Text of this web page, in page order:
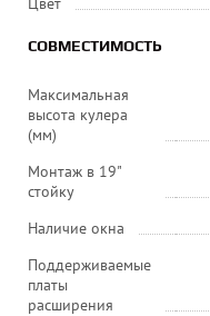
СОВМЕСТИМОСТЬ
Максимальная
высота кулера
(мм)
Монтаж в 19"
стойку
Наличие окна
Поддерживаемые
платы
расширения